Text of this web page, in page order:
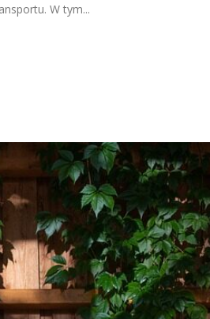
W tym...